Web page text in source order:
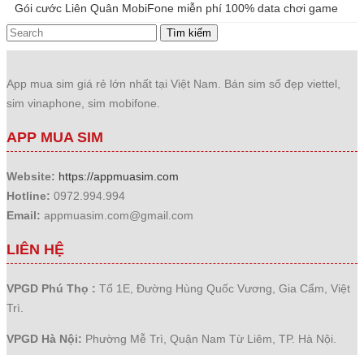
Gói cước Liên Quân MobiFone miễn phí 100% data chơi game
Tìm kiếm
App mua sim giá rẻ lớn nhất tại Việt Nam. Bán sim số đẹp viettel,
sim vinaphone, sim mobifone.
APP MUA SIM
Website: https://appmuasim.com
Hotline: 0972.994.994
Email: appmuasim.com@gmail.com
LIÊN HỆ
VPGD Phú Thọ : Tổ 1E, Đường Hùng Quốc Vương, Gia Cẩm, Việt
Trì.
VPGD Hà Nội: Phường Mễ Trì, Quận Nam Từ Liêm, TP. Hà Nội.